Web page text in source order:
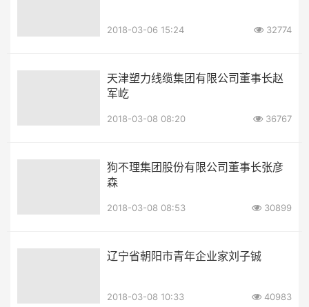
2018-03-06 15:24 32774
天津塑力线缆集团有限公司董事长赵
军屹
2018-03-08 08:20 36767
狗不理集团股份有限公司董事长张彦
森
2018-03-08 08:53 30899
辽宁省朝阳市青年企业家刘子铖
2018-03-08 10:33 40983